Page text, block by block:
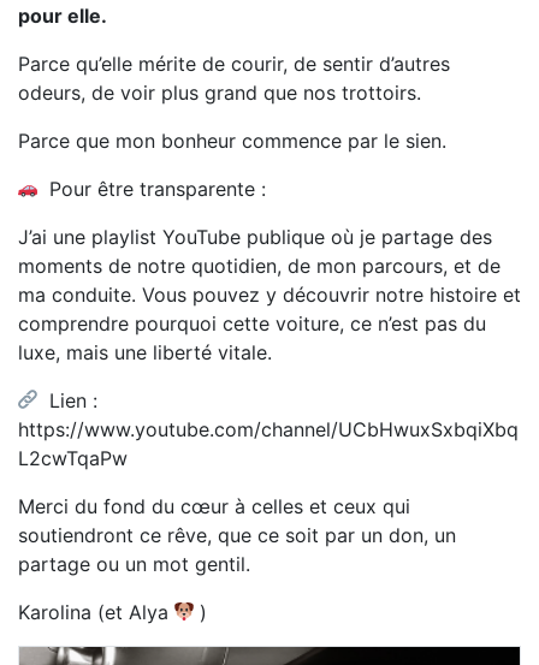
pour elle.
Parce qu’elle mérite de courir, de sentir d’autres
odeurs, de voir plus grand que nos trottoirs.
Parce que mon bonheur commence par le sien.
Pour être transparente :
J’ai une playlist YouTube publique où je partage des
moments de notre quotidien, de mon parcours, et de
ma conduite. Vous pouvez y découvrir notre histoire et
comprendre pourquoi cette voiture, ce n’est pas du
luxe, mais une liberté vitale.
Lien :
https://www.youtube.com/channel/UCbHwuxSxbqiXbq
L2cwTqaPw
Merci du fond du cœur à celles et ceux qui
soutiendront ce rêve, que ce soit par un don, un
partage ou un mot gentil.
Karolina (et Alya
)